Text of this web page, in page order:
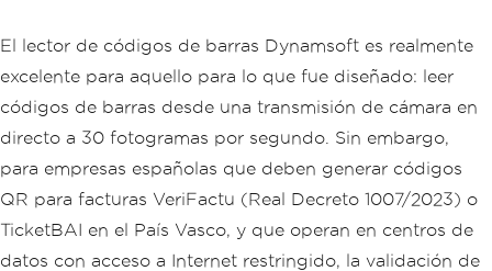
El lector de códigos de barras Dynamsoft es realmente
excelente para aquello para lo que fue diseñado: leer
códigos de barras desde una transmisión de cámara en
directo a 30 fotogramas por segundo. Sin embargo,
para empresas españolas que deben generar códigos
QR para facturas VeriFactu (Real Decreto 1007/2023) o
TicketBAI en el País Vasco, y que operan en centros de
datos con acceso a Internet restringido, la validación de